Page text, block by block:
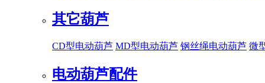
其它葫芦
CD型电动葫芦 MD型电动葫芦 钢丝绳电动葫芦 微
电动葫芦配件